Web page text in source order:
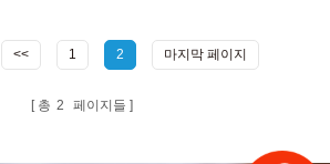
<< 1 2 마지막 페이지
총 2 페이지들